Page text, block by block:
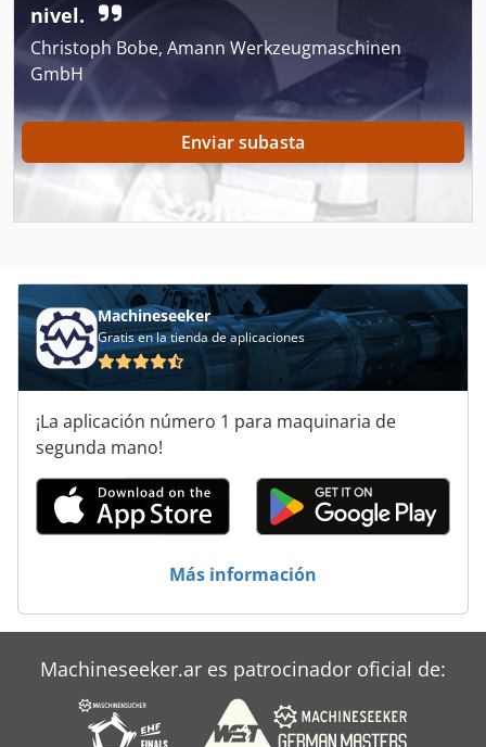
Gaemmerler Kl 540
Imprenta
Mabeg
Magraf
Prensa Brikettieren
Prensa Mecanica
Solna
Svecia
Thieme 3030
nivel.
Christoph Bobe, Amann Werkzeugmaschinen
GmbH
Enviar subasta
Machineseeker
Gratis en la tienda de aplicaciones
¡La aplicación número 1 para maquinaria de
segunda mano!
Más información
Machineseeker.ar es patrocinador oficial de: